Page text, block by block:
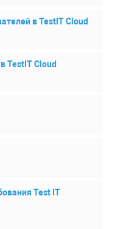
в TestIT Cloud
TestIT Cloud
Test IT